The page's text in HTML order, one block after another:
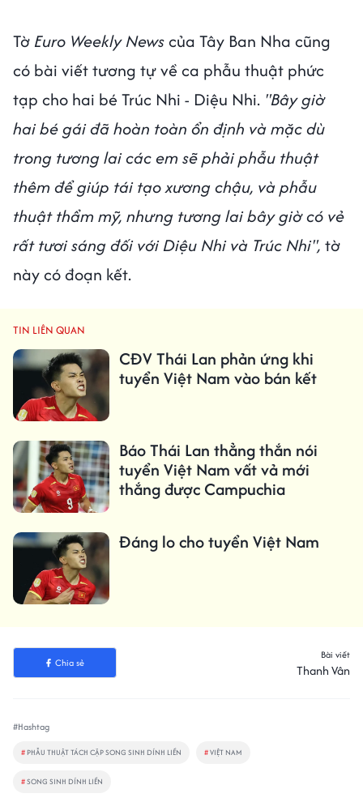
Tờ Euro Weekly Newscủa Tây Ban Nha cũng
có bài viết tương tự về ca phẫu thuật phức
tạp cho hai bé Trúc Nhi - Diệu Nhi. "Bây giờ
hai bé gái đã hoàn toàn ổn định và mặc dù
trong tương lai các em sẽ phải phẫu thuật
thêm để giúp tái tạo xương chậu, và phẫu
thuật thẩm mỹ, nhưng tương lai bây giờ có vẻ
rất tươi sáng đối với Diệu Nhi và Trúc Nhi", tờ
này có đoạn kết.
TIN LIÊN QUAN
CĐV Thái Lan phản ứng khi
tuyển Việt Nam vào bán kết
Báo Thái Lan thẳng thắn nói
tuyển Việt Nam vất vả mới
thắng được Campuchia
Đáng lo cho tuyển Việt Nam
Chia sẻ
Bài viết
Thanh Vân
#Hashtag
# PHẪU THUẬT TÁCH CẶP SONG SINH DÍNH LIỀN #VIỆT NAM
#SONG SINH DÍNH LIỀN